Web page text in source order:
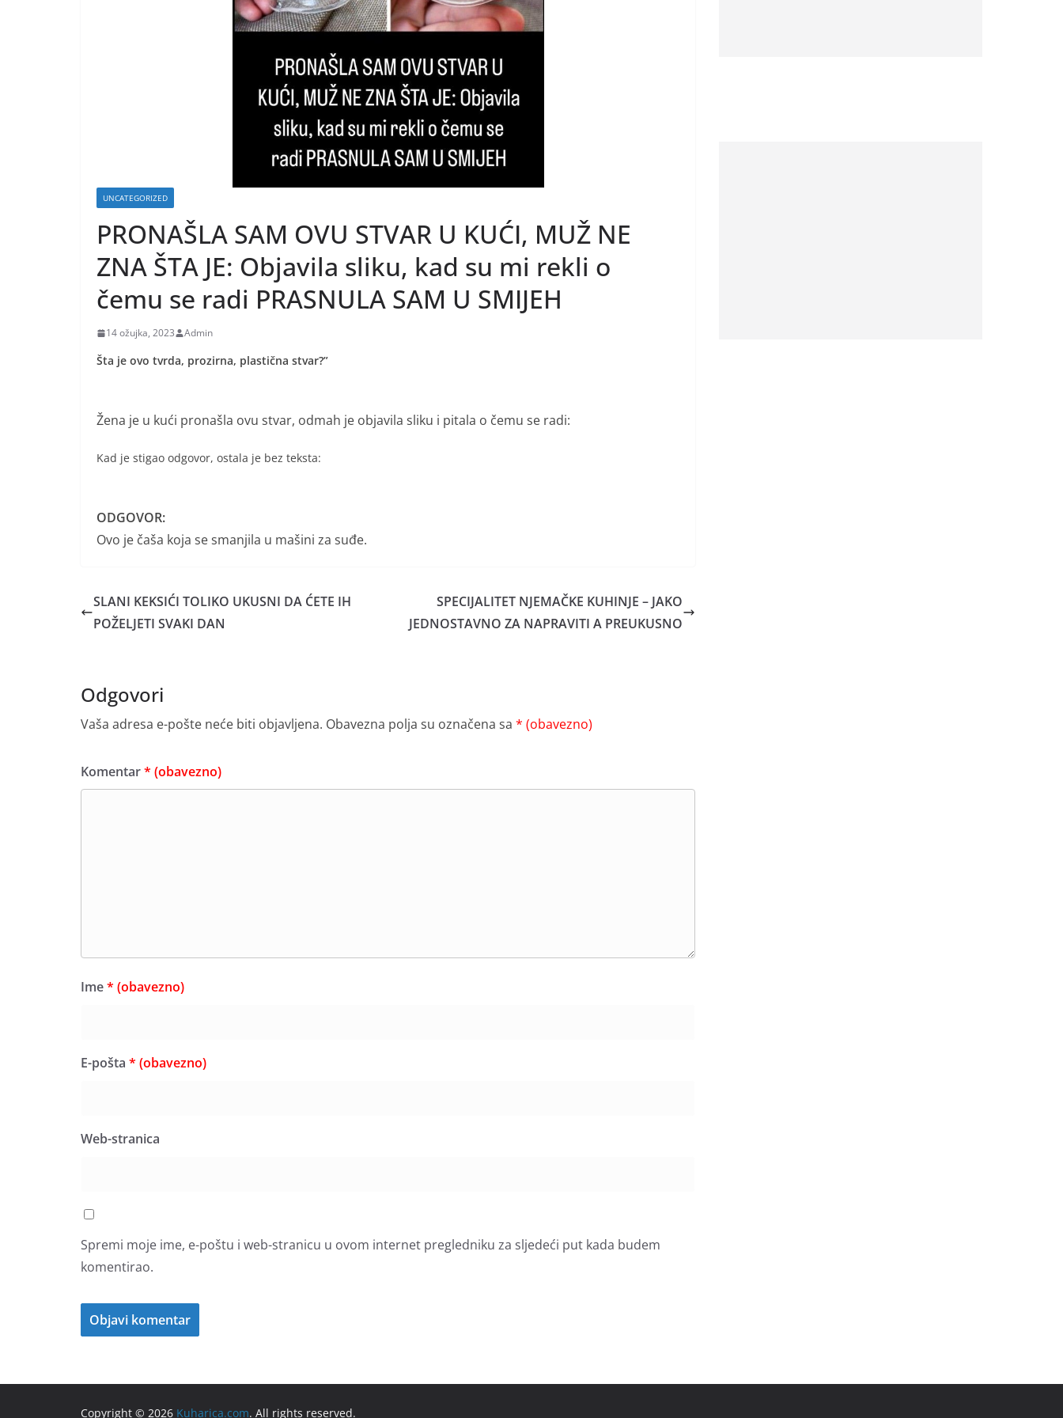
UNCATEGORIZED
PRONAŠLA SAM OVU STVAR U KUĆI, MUŽ NE
ZNA ŠTA JE: Objavila sliku, kad su mi rekli o
čemu se radi PRASNULA SAM U SMIJEH
14 ožujka, 2023 Admin
Šta je ovo tvrda, prozirna, plastična stvar?”
Žena je u kući pronašla ovu stvar, odmah je objavila sliku i pitala o čemu se radi:
Kad je stigao odgovor, ostala je bez teksta:
ODGOVOR:
Ovo je čaša koja se smanjila u mašini za suđe.
SLANI KEKSIĆI TOLIKO UKUSNI DA ĆETE IH
POŽELJETI SVAKI DAN
SPECIJALITET NJEMAČKE KUHINJE – JAKO
JEDNOSTAVNO ZA NAPRAVITI A PREUKUSNO
Odgovori
Vaša adresa e-pošte neće biti objavljena. Obavezna polja su označena sa * (obavezno)
Komentar* (obavezno)
Ime* (obavezno)
E-pošta * (obavezno)
Web-stranica
Spremi moje ime, e-poštu i web-stranicu u ovom internet pregledniku za sljedeći put kada budem
komentirao.
Copyright © 2026 Kuharica.com. All rights reserved.